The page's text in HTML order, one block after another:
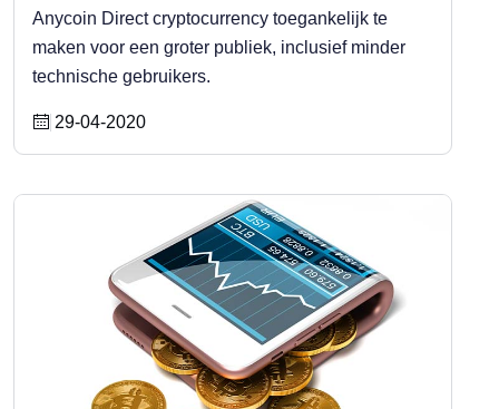
Anycoin Direct cryptocurrency toegankelijk te
maken voor een groter publiek, inclusief minder
technische gebruikers.
29-04-2020